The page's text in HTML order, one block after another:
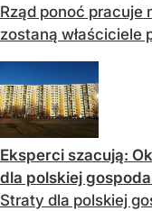
Rząd ponoć pracuje
zostaną właściciele
Eksperci szacują:
dla polskiej
Straty dla polskiej